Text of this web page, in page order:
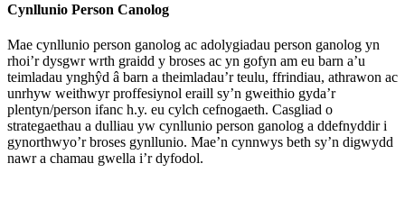
Cynllunio Person Canolog
Mae cynllunio person ganolog ac adolygiadau person ganolog yn
rhoi’r dysgwr wrth graidd y broses ac yn gofyn am eu barn a’u
teimladau ynghŷd â barn a theimladau’r teulu, ffrindiau, athrawon ac
unrhyw weithwyr proffesiynol eraill sy’n gweithio gyda’r
plentyn/person ifanc h.y. eu cylch cefnogaeth. Casgliad o
strategaethau a dulliau yw cynllunio person ganolog a ddefnyddir i
gynorthwyo’r broses gynllunio. Mae’n cynnwys beth sy’n digwydd
nawr a chamau gwella i’r dyfodol.